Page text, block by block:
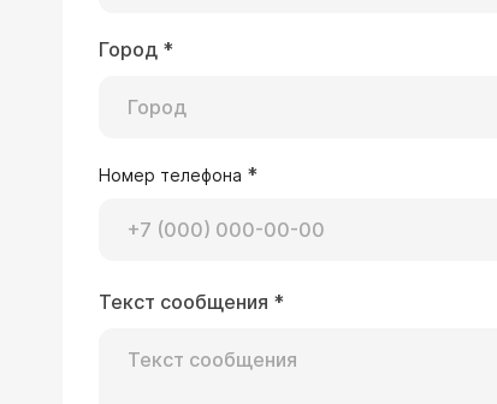
Город *
Номер телефона *
Текст сообщения *